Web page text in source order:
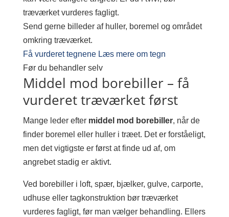
træværket vurderes fagligt.
Send gerne billeder af huller, boremel og området
omkring træværket.
Få vurderet tegnene Læs mere om tegn
Før du behandler selv
Middel mod borebiller – få
vurderet træværket først
Mange leder efter middel mod borebiller, når de
finder boremel eller huller i træet. Det er forståeligt,
men det vigtigste er først at finde ud af, om
angrebet stadig er aktivt.
Ved borebiller i loft, spær, bjælker, gulve, carporte,
udhuse eller tagkonstruktion bør træværket
vurderes fagligt, før man vælger behandling. Ellers